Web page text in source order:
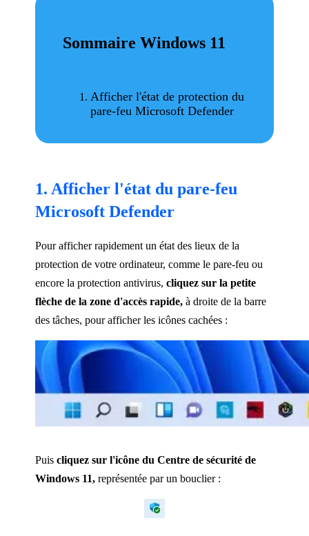
Sommaire Windows 11
Afficher l'état de protection du
pare-feu Microsoft Defender
1. Afficher l'état du pare-feu
Microsoft Defender
Pour afficher rapidement un état des lieux de la
protection de votre ordinateur, comme le pare-feu ou
encore la protection antivirus,cliquez sur la petite
flèche de la zone d'accès rapide, à droite de la barre
des tâches, pour afficher les icônes cachées :
Puiscliquez sur l'icône du Centre de sécurité de
Windows 11, représentée par un bouclier :